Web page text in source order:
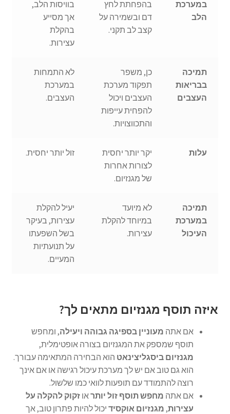
במערכת
הלב
בהפחתת לחץ
דם ובשמירה על
קצב לב תקני.
בוויסות הלב,
אך מסייע
בהקלת
עצירות.
תמיכה
בבריאות
העצבים
כן, משפר
תפקוד מערכת
העצבים ויכול
להפחית עייפות
והתכווצויות.
לא התמחות
במערכת
העצבים.
עלות
יקר יותר יחסית
לצורות אחרות
של מגנזיום.
זול יותר יחסית.
תמיכה
במערכת
העיכול
לא מיועד
במיוחד להקלת
עצירות.
יעיל להקלת
עצירות, בעיקר
בשל השפעתו
על תנועתיות
המעיים.
איזה תוסף מגנזיום מתאים לך?
אם אתה מעוניין בספיגה גבוהה ויעילה, ומחפש
תוסף שמספק את המגנזיום בצורה אופטימלית,
מגנזיום ביסגליצינאט הוא הבחירה המתאימה עבורך.
הוא גם טוב אם יש לך מערכת עיכול רגישה או אם אינך
רוצה להתמודד עם תופעות לוואי כמו שלשול.
אם אתה מחפש תוסף זול יותראו זקוק להקלה על
עצירות, מגנזיום אוקסידיכול להיות פתרון טוב, אך